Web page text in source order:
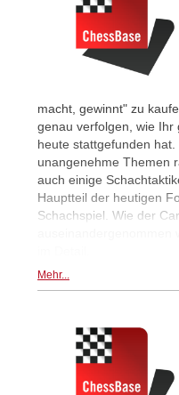
macht, gewinnt" zu
genau verfolgen, wie Ihr
heute stattgefunden
unangenehme Themen
auch einige
Hauptteil der heutigen
Schachspiel. Wie der
Mehr...